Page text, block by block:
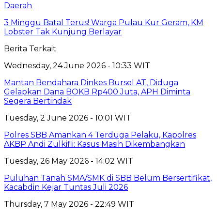
Daerah
3 Minggu Batal Terus! Warga Pulau Kur Geram, KM
Lobster Tak Kunjung Berlayar
Berita Terkait
Wednesday, 24 June 2026 - 10:33 WIT
Mantan Bendahara Dinkes Bursel AT, Diduga
Gelapkan Dana BOKB Rp400 Juta, APH Diminta
Segera Bertindak
Tuesday, 2 June 2026 - 10:01 WIT
Polres SBB Amankan 4 Terduga Pelaku, Kapolres
AKBP Andi Zulkifli: Kasus Masih Dikembangkan
Tuesday, 26 May 2026 - 14:02 WIT
Puluhan Tanah SMA/SMK di SBB Belum Bersertifikat,
Kacabdin Kejar Tuntas Juli 2026
Thursday, 7 May 2026 - 22:49 WIT